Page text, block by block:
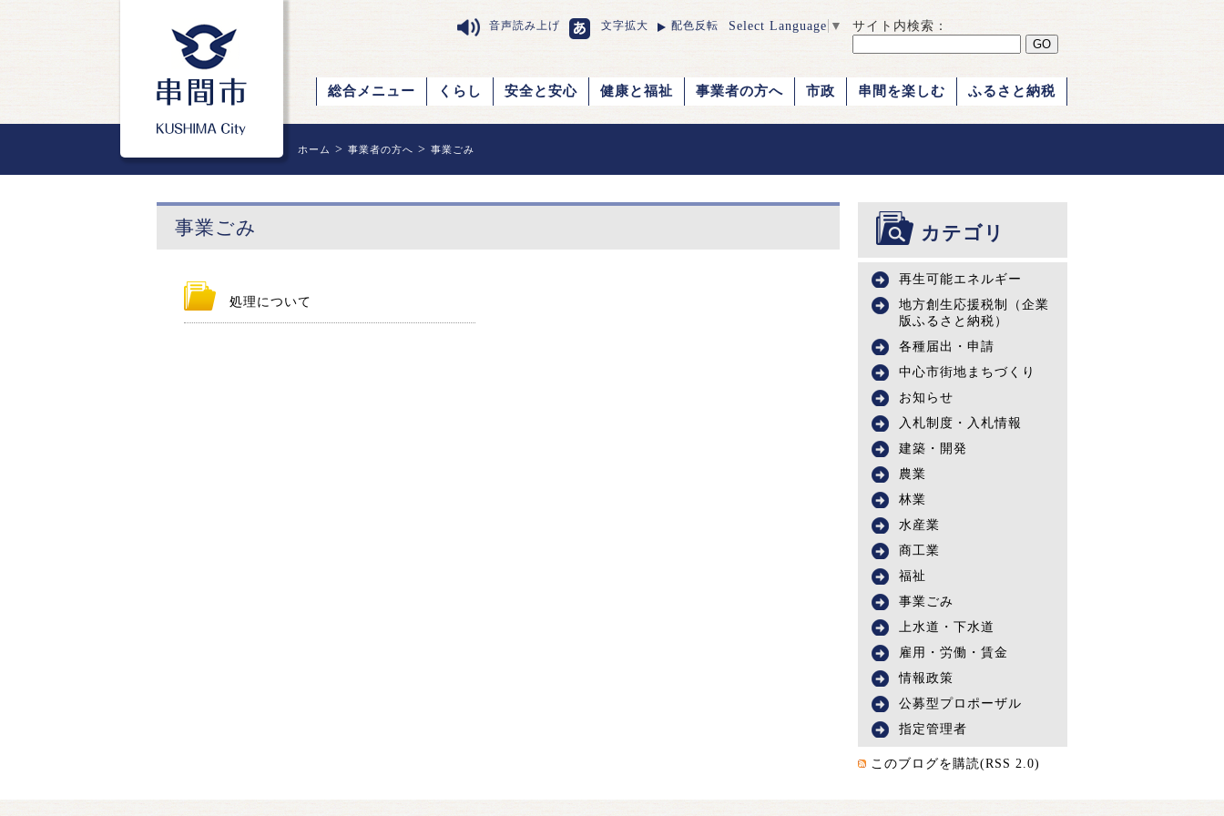
音声読み上げ 文字拡大 配色反転 Select Language ▼ サイト内検索：
総合メニュー くらし 安全と安心 健康と福祉 事業者の方へ 市政 串間を楽しむ ふるさと納税
ホーム > 事業者の方へ > 事業ごみ
事業ごみ
処理について
カテゴリ
再生可能エネルギー
地方創生応援税制（企業
版ふるさと納税）
各種届出・申請
中心市街地まちづくり
お知らせ
入札制度・入札情報
建築・開発
農業
林業
水産業
商工業
福祉
事業ごみ
上水道・下水道
雇用・労働・賃金
情報政策
公募型プロポーザル
指定管理者
このブログを購読(RSS 2.0)